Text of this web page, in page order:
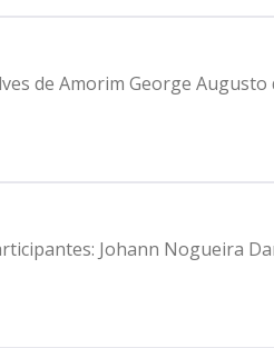
de Amorim George Augusto
Johann Nogueira